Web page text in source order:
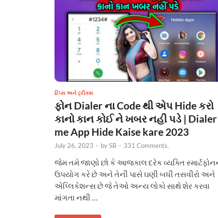
ટિપ્સ અને ટ્રીક્સ
ફોન Dialer ના Code થી એપ Hide કરો
કાનો કાન કોઈ ને ખબર નહી પડે | Dialer
me App Hide Kaise kare 2023
July 26, 2023 - bySB - 331 Comments.
જેમ તમે જાણો છો કે આજકાલ દરેક વ્યક્તિ
ઉપયોગ કરે છે અને તેની પાસે ઘણી બધી તસવીરો અને
એપ્લિકેશન્સ છે જે તેઓ અન્ય લોકો સાથે શેર કરવા
માંગતા નથી …